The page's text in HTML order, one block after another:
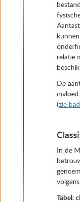
relatie
De
(zie
In de
Tabel: